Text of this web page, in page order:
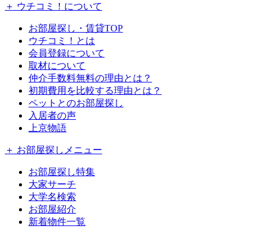
＋ ウチコミ！について
お部屋探し・賃貸TOP
ウチコミ！とは
会員登録について
取材について
仲介手数料無料の理由とは？
初期費用を比較する理由とは？
ペットとのお部屋探し
入居者の声
上京物語
＋ お部屋探しメニュー
お部屋探し特集
大家サーチ
大学名検索
お部屋紹介
新着物件一覧